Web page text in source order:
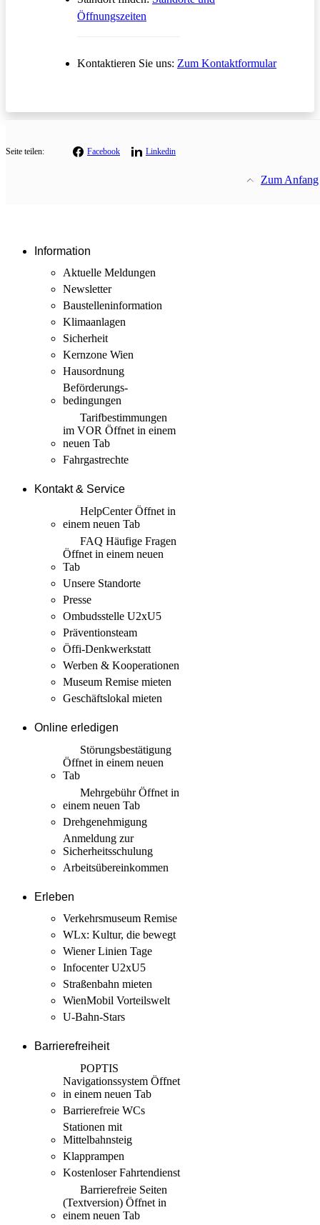
Öffnungszeiten
Kontaktieren Sie uns: Zum KontaktformularÖffnet in
Seite teilen: Facebook Linkedin
Zum Anfang
Information
Aktuelle Meldungen
Newsletter
Baustellen­information
Klimaanlagen
Sicherheit
Kernzone Wien
Hausordnung
Beförderungs­
bedingungen
Tarif­bestimmungen
im VOR Öffnet in einem
neuen Tab
Fahrgastrechte
Kontakt & Service
HelpCenterÖffnet in
einem neuen Tab
FAQ Häufige Fragen
Öffnet in einem neuen
Tab
Unsere Standorte
Presse
Ombudsstelle U2xU5
Präventionsteam
Öffi-Denkwerkstatt
Werben & Kooperationen
Museum Remise mieten
Geschäftslokal mieten
Online erledigen
Störungs­bestätigung
Öffnet in einem neuen
Tab
MehrgebührÖffnet in
einem neuen Tab
Drehgenehmigung
Anmeldung zur
Sicherheits­schulung
Arbeits­übereinkommen
Erleben
Verkehrsmuseum Remise
WLx: Kultur, die bewegt
Wiener Linien Tage
Infocenter U2xU5
Straßenbahn mieten
WienMobil Vorteilswelt
U-Bahn-Stars
Barrierefreiheit
POPTIS
Navigationssystem Öffnet
in einem neuen Tab
Barrierefreie WCs
Stationen mit
Mittelbahnsteig
Klapprampen
Kostenloser Fahrtendienst
Barrierefreie Seiten
(Textversion) Öffnet in
einem neuen Tab